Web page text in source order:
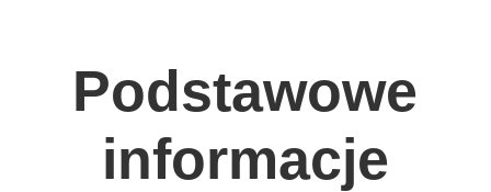
Podstawowe
informacje